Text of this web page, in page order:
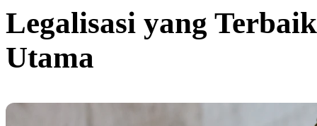
Legalisasi yang
Utama